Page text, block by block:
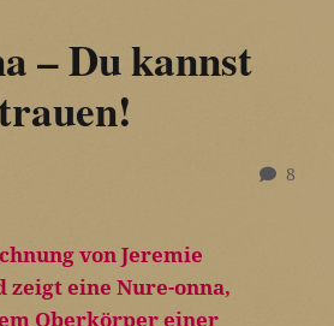
– Du kannst
8